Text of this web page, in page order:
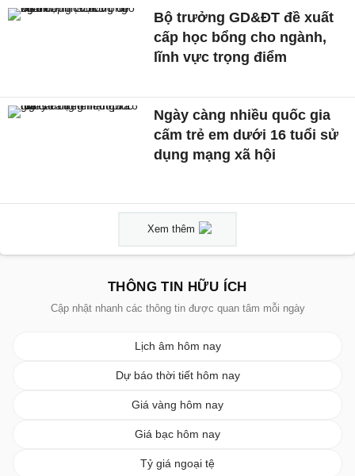
Bộ trưởng GD&ĐT đề xuất
cấp học bổng cho ngành,
lĩnh vực trọng điểm
Ngày càng nhiều quốc gia
cấm trẻ em dưới 16 tuổi sử
dụng mạng xã hội
Xem thêm
THÔNG TIN HỮU ÍCH
Cập nhật nhanh các thông tin được quan tâm mỗi ngày
Lịch âm hôm nay
Dự báo thời tiết hôm nay
Giá vàng hôm nay
Giá bạc hôm nay
Tỷ giá ngoại tệ